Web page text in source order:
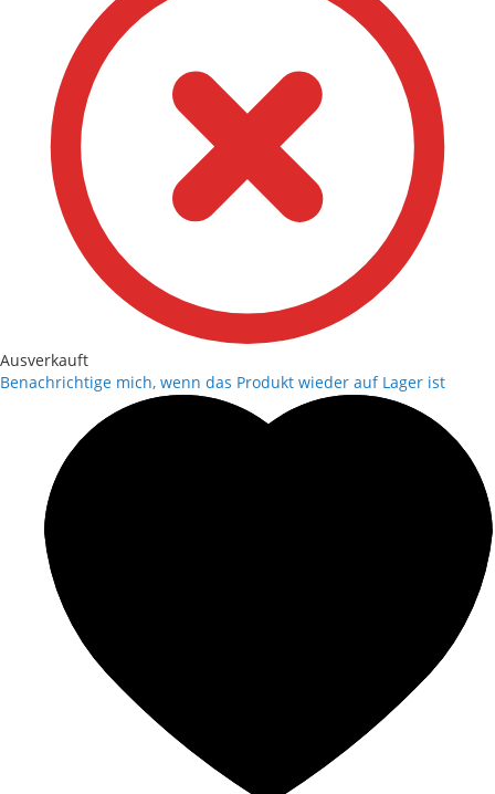
Ausverkauft
Benachrichtige mich, wenn das Produkt wieder auf Lager ist